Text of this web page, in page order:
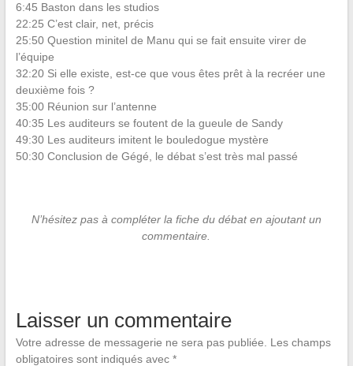
6:45 Baston dans les studios
22:25 C’est clair, net, précis
25:50 Question minitel de Manu qui se fait ensuite virer de
l’équipe
32:20 Si elle existe, est-ce que vous êtes prêt à la recréer une
deuxième fois ?
35:00 Réunion sur l’antenne
40:35 Les auditeurs se foutent de la gueule de Sandy
49:30 Les auditeurs imitent le bouledogue mystère
50:30 Conclusion de Gégé, le débat s’est très mal passé
N’hésitez pas à compléter la fiche du débat en ajoutant un
commentaire.
Laisser un commentaire
Votre adresse de messagerie ne sera pas publiée.
Les champs
obligatoires sont indiqués avec *